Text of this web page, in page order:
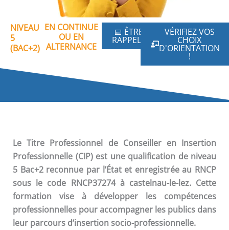
NIVEAU
5
(BAC+2)
EN CONTINUE
OU EN
ALTERNANCE
📅 ÊTRE
RAPPELÉ
VÉRIFIEZ VOS
CHOIX
D'ORIENTATION
!
Le Titre Professionnel de Conseiller en Insertion
Professionnelle (CIP) est une qualification de niveau
5 Bac+2 reconnue par l’État et enregistrée au RNCP
sous le code RNCP37274 à castelnau-le-lez. Cette
formation vise à développer les compétences
professionnelles pour accompagner les publics dans
leur parcours d’insertion socio-professionnelle.